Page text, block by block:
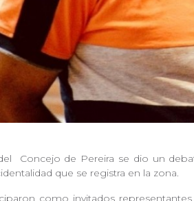
Concejo de Pereira se dio un
que se registra en la zona.
como invitados